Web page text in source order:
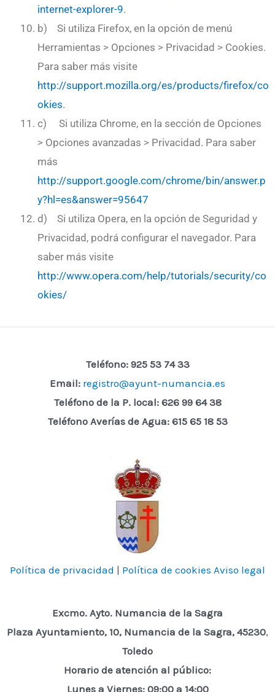
internet-explorer-9.
b) Si utiliza Firefox, en la opción de menú
Herramientas > Opciones > Privacidad > Cookies.
Para saber más visite
http://support.mozilla.org/es/products/firefox/co
okies.
c) Si utiliza Chrome, en la sección de Opciones
> Opciones avanzadas > Privacidad. Para saber
más
http://support.google.com/chrome/bin/answer.p
y?hl=es&answer=95647
d) Si utiliza Opera, en la opción de Seguridad y
Privacidad, podrá configurar el navegador. Para
saber más visite
http://www.opera.com/help/tutorials/security/co
okies/
Teléfono: 925 53 74 33
Email: registro@ayunt-numancia.es
Teléfono de la P. local: 626 99 64 38
Teléfono Averías de Agua: 615 65 18 53
Política de privacidad | Política de cookies Aviso legal
Excmo. Ayto. Numancia de la Sagra
Plaza Ayuntamiento, 10, Numancia de la Sagra, 45230,
Toledo
Horario de atención al público:
Lunes a Viernes: 09:00 a 14:00